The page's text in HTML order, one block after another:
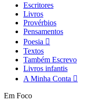
Escritores
Livros
Provérbios
Pensamentos
Poesia
Textos
Também Escrevo
Livros infantis
A Minha Conta
Em Foco